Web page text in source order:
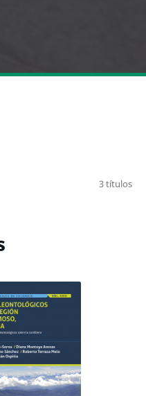
3 títulos